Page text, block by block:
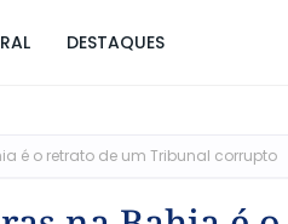
DESTAQUES
é o retrato de um Tribunal corrupto